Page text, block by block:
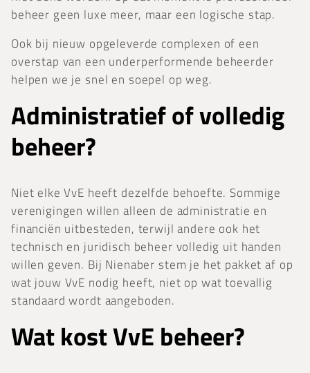
beheer geen luxe meer, maar een logische stap.
Ook bij nieuw opgeleverde complexen of een
overstap van een underperformende beheerder
helpen we je snel en soepel op weg.
Administratief of volledig
beheer?
Niet elke VvE heeft dezelfde behoefte. Sommige
verenigingen willen alleen de administratie en
financiën uitbesteden, terwijl andere ook het
technisch en juridisch beheer volledig uit handen
willen geven. Bij Nienaber stem je het pakket af op
wat jouw VvE nodig heeft, niet op wat toevallig
standaard wordt aangeboden.
Wat kost VvE beheer?